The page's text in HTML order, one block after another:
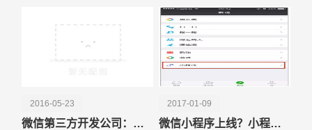
传统
2016-05-23
微信第三方开发公司：微信公众号搜索排名九大规则
2017-01-09
微信小程序上线？小程序到底是什么？
电话